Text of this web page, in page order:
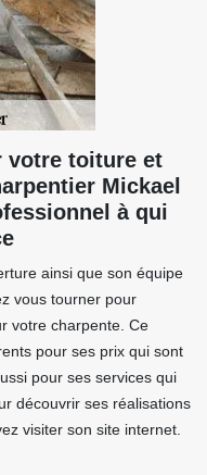
votre toiture et
Mickael
à qui
ainsi que son équipe
vous tourner pour
votre charpente. Ce
pour ses prix qui sont
pour ses services qui
découvrir ses réalisations
visiter son site internet.